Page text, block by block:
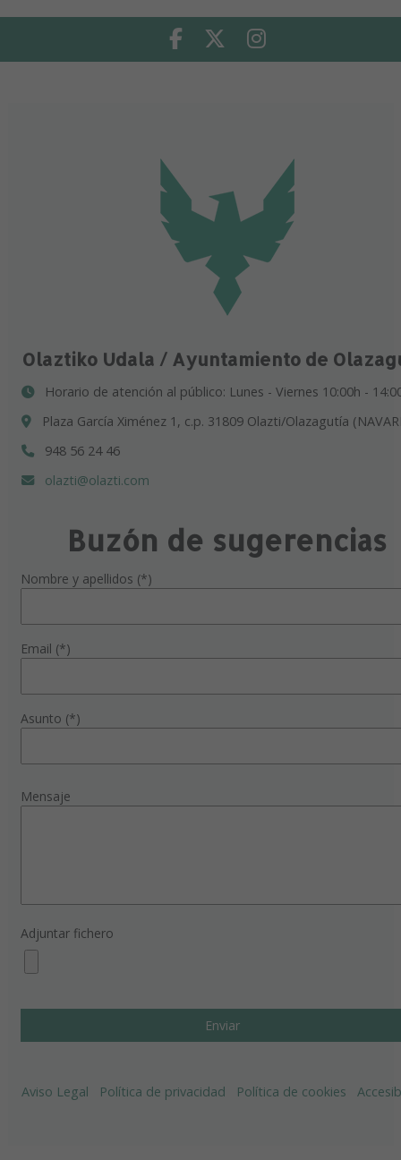
Facebook Twitter Instagram
Olaztiko Udala / Ayuntamiento de
Horario de atención al público: Lunes - Viernes 10:00h -
Plaza García Ximénez 1, c.p. 31809 Olazti/Olazagutía
948 56 24 46
olazti@olazti.com
Buzón de sugerencias
Nombre y apellidos (*)
Email (*)
Asunto (*)
Mensaje
Adjuntar fichero
Aviso Legal Política de privacidad Política de cookies